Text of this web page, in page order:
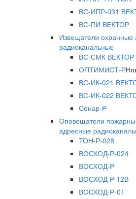
ВС-ИПР-031
ВС-ПИ ВЕКТОР
Извещатели охранные
радиоканальные
ВС-СМК ВЕКТОР
ОПТИМИСТ-Р
ВС-ИК-021
ВС-ИК-022
Сонар-Р
Оповещатели
адресные
ТОН-Р-028
ВОСХОД-Р-024
ВОСХОД-Р
ВОСХОД-Р 12В
ВОСХОД-Р-01